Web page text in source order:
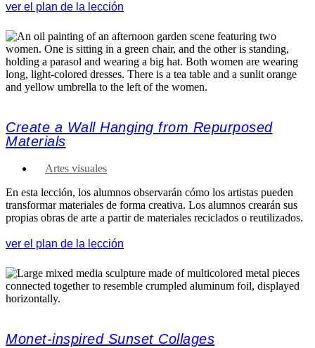
ver el plan de la lección
Create a Wall Hanging from Repurposed
Materials
Artes visuales
En esta lección, los alumnos observarán cómo los artistas pueden
transformar materiales de forma creativa. Los alumnos crearán sus
propias obras de arte a partir de materiales reciclados o reutilizados.
ver el plan de la lección
Monet-inspired Sunset Collages